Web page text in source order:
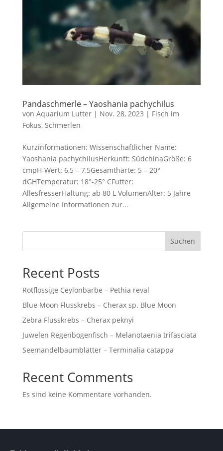
Pandaschmerle – Yaoshania pachychilus
von Aquarium Lutter| Nov. 28, 2023 | Fisch im
Fokus, Schmerlen
Kurzinformationen: Wissenschaftlicher Name:
Yaoshania pachychilusHerkunft: SüdchinaGröße: 6
cmpH-Wert: 6,5 – 7,5Gesamthärte: 5 – 20°
dGHTemperatur: 18°-25° CFutter:
AllesfresserHaltung: ab 80 L VolumenAlter: 5 Jahre
Allgemeine Informationen zur...
Suchen
Recent Posts
Rotflossige Ceylonbarbe – Pethia reval
Blue Moon Flusskrebs – Cherax sp. Blue Moon
Zebra Flusskrebs – Cherax peknyi
Juwelen Regenbogenfisch – Melanotaenia trifasciata
Seemandelbaumblätter – Terminalia catappa
Recent Comments
Es sind keine Kommentare vorhanden.